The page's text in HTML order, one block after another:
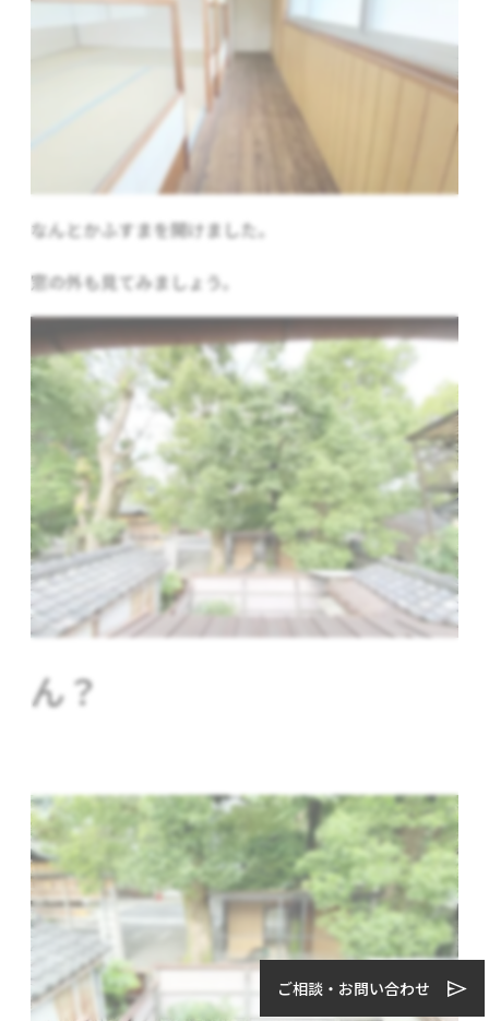
ご相談・お問い合わせ
なんとかふすまを開けました。
窓の外も見てみましょう。
ん？